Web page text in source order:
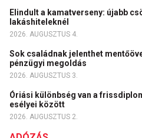
Elindult a kamatverseny: újabb
lakáshiteleknél
2026. AUGUSZTUS 4.
Sok családnak jelenthet
pénzügyi megoldás
2026. AUGUSZTUS 3.
Óriási különbség van a
esélyei között
2026. AUGUSZTUS 2.